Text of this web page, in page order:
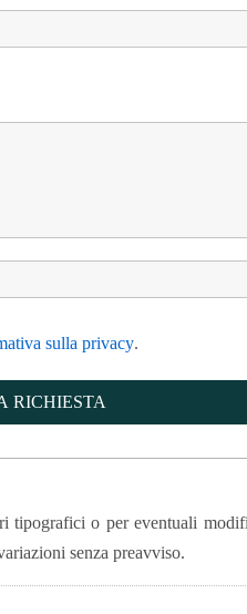
sulla privacy.
tipografici o per eventuali
senza preavviso.